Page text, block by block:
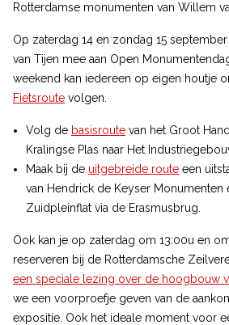
Rotterdamse monumenten van Willem
Op zaterdag 14 en zondag 15
van Tijen mee aan Open
weekend kan iedereen op eigen houtje
Fietsroute volgen.
Volg de basisroute van het Groot
Kralingse Plas naar Het
Maak bij de uitgebreide route een
van Hendrick de Keyser Monumenten
Zuidpleinflat via de Erasmusbrug.
Ook kan je op zaterdag om 13:00u en
reserveren bij de Rotterdamsche
een speciale lezing over de hoogbouw
we een voorproefje geven van de
expositie. Ook het ideale moment voor